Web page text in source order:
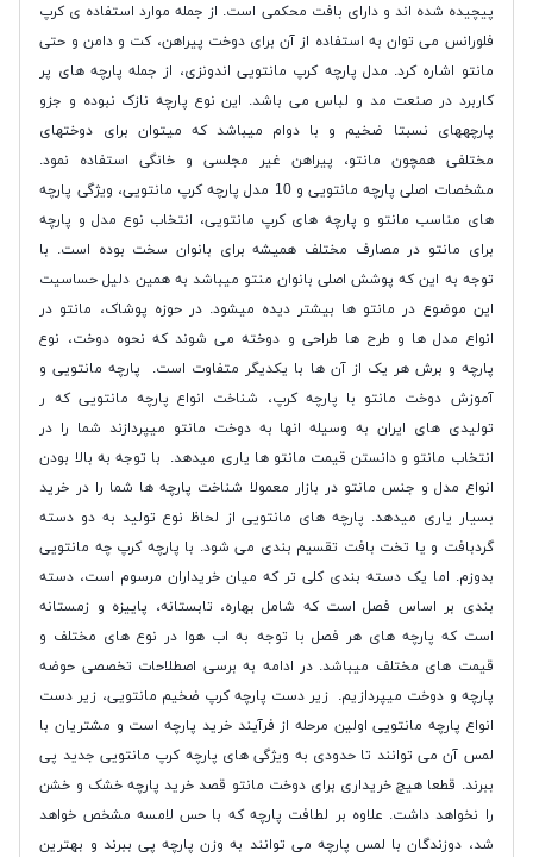
پیچیده شده اند و دارای بافت محکمی است. از جمله موارد استفاده ی کرپ
فلورانس می توان به استفاده از آن برای دوخت پیراهن، کت و دامن و حتی
مانتو اشاره کرد. مدل پارچه کرپ مانتویی اندونزی، از جمله پارچه های پر
کاربرد در صنعت مد و لباس می باشد. این نوع پارچه نازک نبوده و جزو
پارچههای نسبتا ضخیم و با دوام میباشد که میتوان برای دوختهای
مختلفی همچون مانتو، پیراهن غیر مجلسی و خانگی استفاده نمود.
مشخصات اصلی پارچه مانتویی و 10 مدل پارچه کرپ مانتویی، ویژگی پارچه
های مناسب مانتو و پارچه های کرپ مانتویی، انتخاب نوع مدل و پارچه
برای مانتو در مصارف مختلف همیشه برای بانوان سخت بوده است. با
توجه به این که پوشش اصلی بانوان منتو میباشد به همین دلیل حساسیت
این موضوع در مانتو ها بیشتر دیده میشود. در حوزه پوشاک، مانتو در
انواع مدل ها و طرح ها طراحی و دوخته می شوند که نحوه دوخت، نوع
پارچه و برش هر یک از آن ها با یکدیگر متفاوت است. پارچه مانتویی و
آموزش دوخت مانتو با پارچه کرپ، شناخت انواع پارچه مانتویی که ر
تولیدی های ایران به وسیله انها به دوخت مانتو میپردازند شما را در
انتخاب مانتو و دانستن قیمت مانتو ها یاری میدهد. با توجه به بالا بودن
انواع مدل و جنس مانتو در بازار معمولا شناخت پارچه ها شما را در خرید
بسیار یاری میدهد. پارچه های مانتویی از لحاظ نوع تولید به دو دسته
گردبافت و یا تخت بافت تقسیم بندی می شود. با پارچه کرپ چه مانتویی
بدوزم. اما یک دسته بندی کلی تر که میان خریداران مرسوم است، دسته
بندی بر اساس فصل است که شامل بهاره، تابستانه، پاییزه و زمستانه
است که پارچه های هر فصل با توجه به اب هوا در نوع های مختلف و
قیمت های مختلف میباشد. در ادامه به برسی اصطلاحات تخصصی حوضه
پارچه و دوخت میپردازیم. زیر دست پارچه کرپ ضخیم مانتویی، زیر دست
انواع پارچه مانتویی اولین مرحله از فرآیند خرید پارچه است و مشتریان با
لمس آن می توانند تا حدودی به ویژگی های پارچه کرپ مانتویی جدید پی
ببرند. قطعا هیچ خریداری برای دوخت مانتو قصد خرید پارچه خشک و خشن
را نخواهد داشت. علاوه بر لطافت پارچه که با حس لامسه مشخص خواهد
شد، دوزندگان با لمس پارچه می توانند به وزن پارچه پی ببرند و بهترین